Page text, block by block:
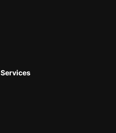
Services